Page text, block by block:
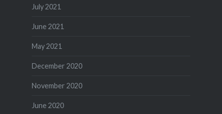
July 2021
June 2021
May 2021
December 2020
November 2020
June 2020